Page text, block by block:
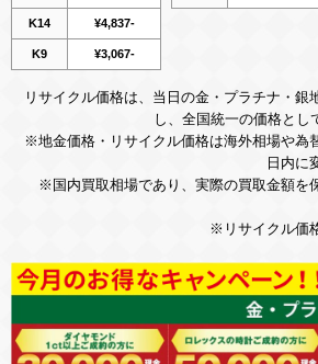
K14 ¥4,837-
K9 ¥3,067-
リサイクル価格は、当日の金・プラチナ・銀
し、全国統一の価格とし
※地金価格・リサイクル価格は海外相場や為
日内に
※国内買取相場であり、実際の買取金額を
※リサイクル価